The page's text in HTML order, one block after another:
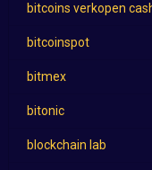
bitcoins verkopen
bitcoinspot
bitmex
bitonic
blockchain lab